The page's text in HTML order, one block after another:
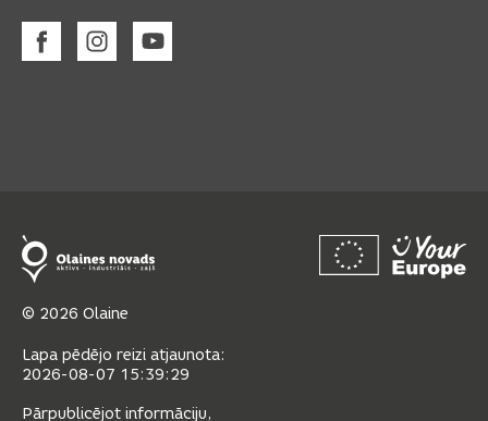
© 2026 Olaine
Lapa pēdējo reizi atjaunota:
2026-08-07 15:39:29
Pārpublicējot informāciju,